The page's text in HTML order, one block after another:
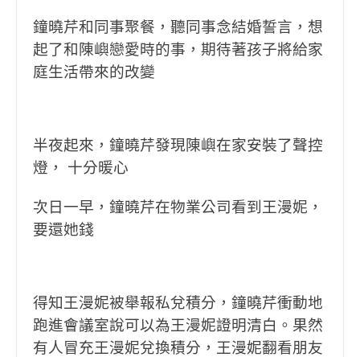
鐘曉芹和同事聚餐，聽同事念結婚誓言，想
起了和陳嶼戀愛時的事，期待著孩子將給家
庭生活帶來的改變
半夜起來，鐘曉芹發現陳嶼在家安裝了聲控
燈， 十分暖心
次日一早，鐘曉芹在物業公司看到王漫妮，
要還她錢
得知王漫妮被舉報私兌積分，鐘曉芹衝動地
跑進會議室說可以為王漫妮證明清白。果然
有人冒充王漫妮兌換積分，王漫妮翻看朋友